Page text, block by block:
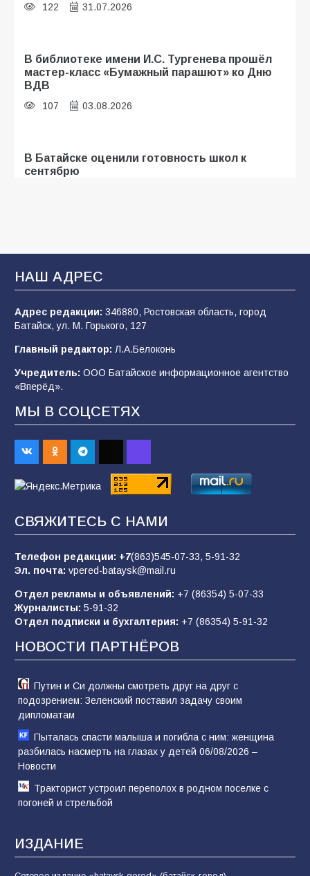
122 31.07.2026
В библиотеке имени И.С. Тургенева прошёл
мастер-класс «Бумажный парашют» ко Дню
ВДВ
107 03.08.2026
В Батайске оценили готовность школ к
сентябрю
образовательного кластера
101 05.08.2026
В Батайске продолжаются дорожные работы
96 04.08.2026
деле происходит в армии России в августе
2026 года
95 03.08.2026
пропагандистский вброс
«Слухами Москву не возьмёшь»: почему
заявления Киева о мобилизации — это
отчаяние, а не разведка
80 02.08.2026
НАШ АДРЕС
Адрес редакции: 346880, Ростовская область, город
Батайск, ул. М. Горького, 127
Главный редактор: Л.А.Белоконь
Учредитель: ООО Батайское информационное агентство
«Вперёд».
МЫ В СОЦСЕТЯХ
СВЯЖИТЕСЬ С НАМИ
Телефон редакции: +7(863)545-07-33, 5-91-32
Эл. почта: vpered-bataysk@mail.ru
Отдел рекламы и объявлений: +7 (86354) 5-07-33
Журналисты: 5-91-32
Отдел подписки и бухгалтерия: +7 (86354) 5-91-32
НОВОСТИ ПАРТНЁРОВ
Путин и Си должны смотреть друг на друг с
подозрением: Зеленский поставил задачу своим
дипломатам
Пыталась спасти малыша и погибла с ним: женщина
разбилась насмерть на глазах у детей 06/08/2026 –
Новости
Тракторист устроил переполох в родном поселке с
погоней и стрельбой
ИЗДАНИЕ